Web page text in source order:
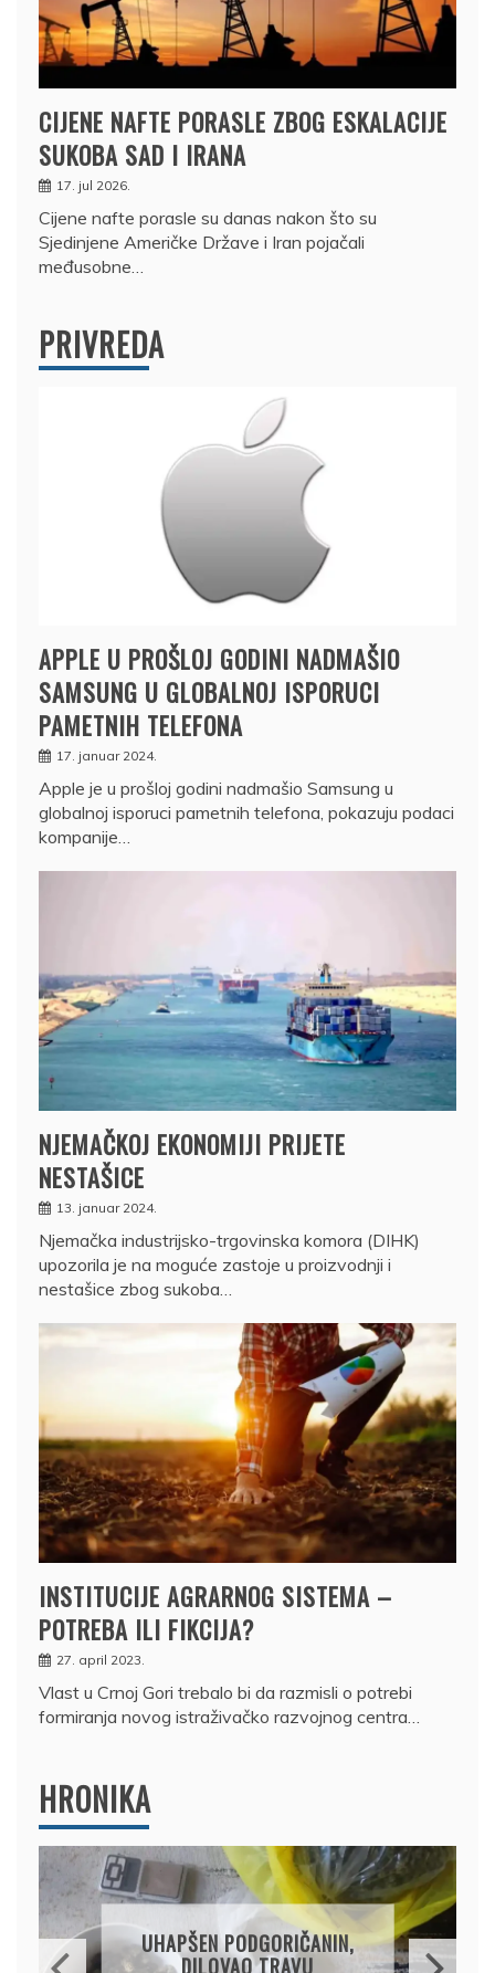
CIJENE NAFTE PORASLE ZBOG ESKALACIJE
SUKOBA SAD I IRANA
17. jul 2026.
Cijene nafte porasle su danas nakon što su
Sjedinjene Američke Države i Iran pojačali
međusobne…
PRIVREDA
APPLE U PROŠLOJ GODINI NADMAŠIO
SAMSUNG U GLOBALNOJ ISPORUCI
PAMETNIH TELEFONA
17. januar 2024.
Apple je u prošloj godini nadmašio Samsung u
globalnoj isporuci pametnih telefona, pokazuju podaci
kompanije…
NJEMAČKOJ EKONOMIJI PRIJETE
NESTAŠICE
13. januar 2024.
Njemačka industrijsko-trgovinska komora (DIHK)
upozorila je na moguće zastoje u proizvodnji i
nestašice zbog sukoba…
INSTITUCIJE AGRARNOG SISTEMA –
POTREBA ILI FIKCIJA?
27. april 2023.
Vlast u Crnoj Gori trebalo bi da razmisli o potrebi
formiranja novog istraživačko razvojnog centra…
HRONIKA
DRŽAVLJANIN RUSIJE
OSUMNJIČEN DA JE
PRODAO TUĐI BMW,